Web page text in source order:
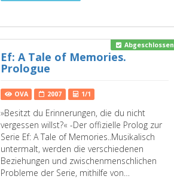
Abgeschlossen
Ef: A Tale of Memories.
Prologue
OVA 2007 1/1
»Besitzt du Erinnerungen, die du nicht
vergessen willst?« -Der offizielle Prolog zur
Serie Ef: A Tale of Memories..Musikalisch
untermalt, werden die verschiedenen
Beziehungen und zwischenmenschlichen
Probleme der Serie, mithilfe von…